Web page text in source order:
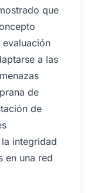
que
a las
de
de
integridad
en una red